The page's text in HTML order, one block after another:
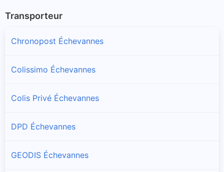
Transporteur
Chronopost Échevannes
Colissimo Échevannes
Colis Privé Échevannes
DPD Échevannes
GEODIS Échevannes